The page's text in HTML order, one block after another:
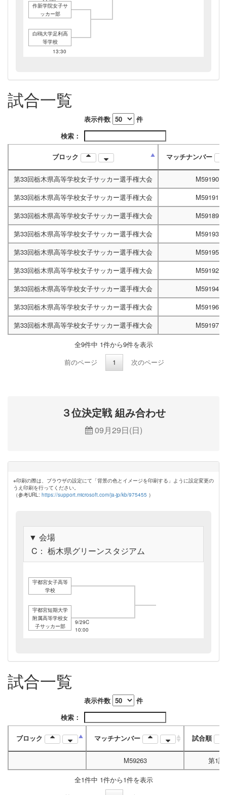
作新学院女子サ
ッカー部
9/16B
13:30
白鴎大学足利高
等学校
試合一覧
表示件数
件
検索：
ブロック マッチナンバー
第33回栃木県高等学校女子サッカー選手権大会
M59190
第33回栃木県高等学校女子サッカー選手権大会
M59191
第33回栃木県高等学校女子サッカー選手権大会
M59189
第33回栃木県高等学校女子サッカー選手権大会
M59193
第33回栃木県高等学校女子サッカー選手権大会
M59195
第33回栃木県高等学校女子サッカー選手権大会
M59192
第33回栃木県高等学校女子サッカー選手権大会
M59194
第33回栃木県高等学校女子サッカー選手権大会
M59196
第33回栃木県高等学校女子サッカー選手権大会
M59197
全9件中 1件から9件を表示
前のページ
1 次のページ
３位決定戦 組み合わせ
09月29日(日)
※印刷の際は、ブラウザの設定にて「背景の色とイメージを印刷する」ように設定変更の
うえ印刷を行ってください。
（参考URL: https://support.microsoft.com/ja-jp/kb/975455 ）
▼ 会場
C： 栃木県グリーンスタジアム
宇都宮女子高等
学校
9/29C
10:00
宇都宮短期大学
附属高等学校女
子サッカー部
試合一覧
表示件数
件
検索：
ブロック マッチナンバー 試合順
M59263
第1試
全1件中 1件から1件を表示